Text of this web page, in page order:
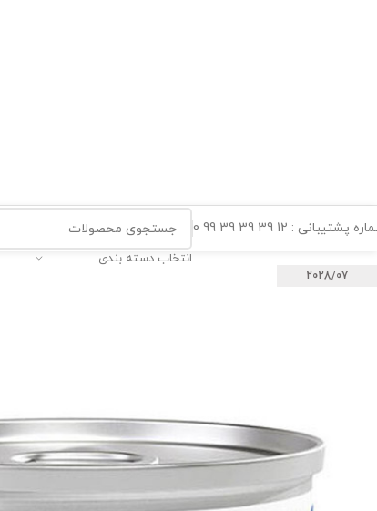
پشتیبانی : 12 39 39 39 99 0
انتخاب دسته بندی
2028/07